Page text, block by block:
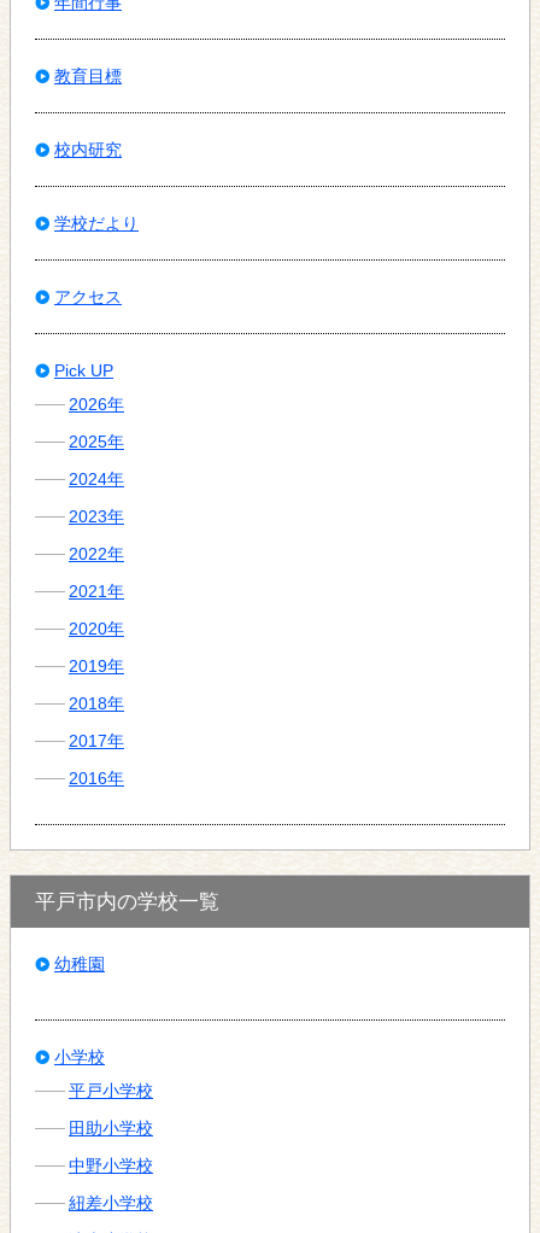
教育目標
校内研究
学校だより
アクセス
Pick UP
2026年
2025年
2024年
2023年
2022年
2021年
2020年
2019年
2018年
2017年
2016年
平戸市内の学校一覧
幼稚園
小学校
平戸小学校
田助小学校
中野小学校
紐差小学校